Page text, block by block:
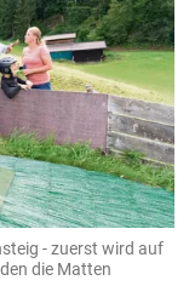
- zuerst wird auf
die Matten